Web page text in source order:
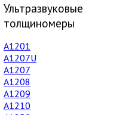
Ультразвуковые
толщиномеры
A1201
А1207U
А1207
А1208
А1209
А1210